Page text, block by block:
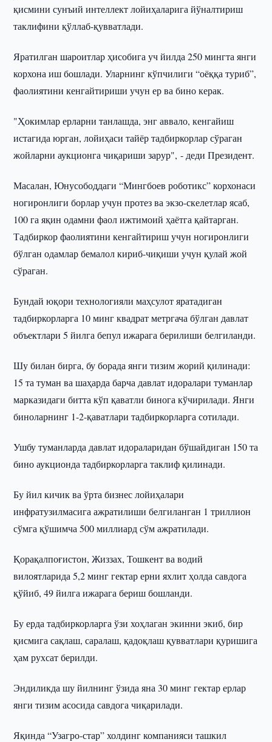
қисмини сунъий интеллект лойиҳаларига йўналтириш
таклифини қўллаб-қувватлади.
Яратилган шароитлар ҳисобига уч йилда 250 мингта янги
корхона иш бошлади. Уларнинг кўпчилиги “оёққа туриб”,
фаолиятини кенгайтириши учун ер ва бино керак.
"Ҳокимлар ерларни танлашда, энг аввало, кенгайиш
истагида юрган, лойиҳаси тайёр тадбиркорлар сўраган
жойларни аукционга чиқариши зарур", - деди Президент.
Масалан, Юнусободдаги “Мингбоев роботикс” корхонаси
ногиронлиги борлар учун протез ва экзо-скелетлар ясаб,
100 га яқин одамни фаол ижтимоий ҳаётга қайтарган.
Тадбиркор фаолиятини кенгайтириш учун ногиронлиги
бўлган одамлар бемалол кириб-чиқиши учун қулай жой
сўраган.
Бундай юқори технологияли маҳсулот яратадиган
тадбиркорларга 10 минг квадрат метргача бўлган давлат
объектлари 5 йилга бепул ижарага берилиши белгиланди.
Шу билан бирга, бу борада янги тизим жорий қилинади:
15 та туман ва шаҳарда барча давлат идоралари туманлар
марказидаги битта кўп қаватли бинога кўчирилади. Янги
биноларнинг 1-2-қаватлари тадбиркорларга сотилади.
Ушбу туманларда давлат идораларидан бўшайдиган 150 та
бино аукционда тадбиркорларга таклиф қилинади.
Бу йил кичик ва ўрта бизнес лойиҳалари
инфратузилмасига ажратилиши белгиланган 1 триллион
сўмга қўшимча 500 миллиард сўм ажратилади.
Қорақалпоғистон, Жиззах, Тошкент ва водий
вилоятларида 5,2 минг гектар ерни яхлит ҳолда савдога
қўйиб, 49 йилга ижарага бериш бошланди.
Бу ерда тадбиркорларга ўзи хоҳлаган экинни экиб, бир
қисмига сақлаш, саралаш, қадоқлаш қувватлари қуришига
ҳам рухсат берилди.
Эндиликда шу йилнинг ўзида яна 30 минг гектар ерлар
янги тизим асосида савдога чиқарилади.
Яқинда “Узагро-стар” холдинг компанияси ташкил